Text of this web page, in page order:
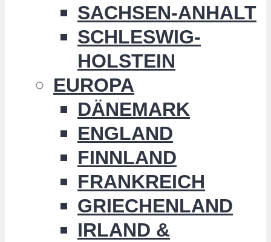
SACHSEN-ANHALT
SCHLESWIG-
HOLSTEIN
EUROPA
DÄNEMARK
ENGLAND
FINNLAND
FRANKREICH
GRIECHENLAND
IRLAND &